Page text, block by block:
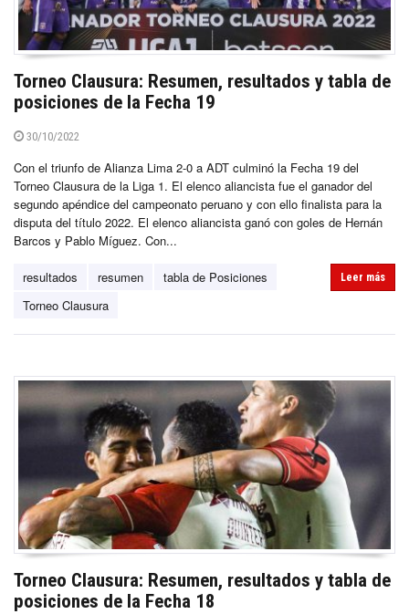
Torneo Clausura: Resumen, resultados y tabla de
posiciones de la Fecha 19
30/10/2022
Con el triunfo de Alianza Lima 2-0 a ADT culminó la Fecha 19 del
Torneo Clausura de la Liga 1. El elenco aliancista fue el ganador del
segundo apéndice del campeonato peruano y con ello finalista para la
disputa del título 2022. El elenco aliancista ganó con goles de Hernán
Barcos y Pablo Míguez. Con...
resultados resumen
tabla de Posiciones
Torneo Clausura
Leer más
Torneo Clausura: Resumen, resultados y tabla de
posiciones de la Fecha 18